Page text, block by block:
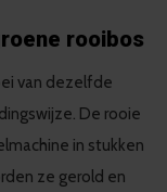
rooibos
van dezelfde
De rooie
in stukken
ze gerold en